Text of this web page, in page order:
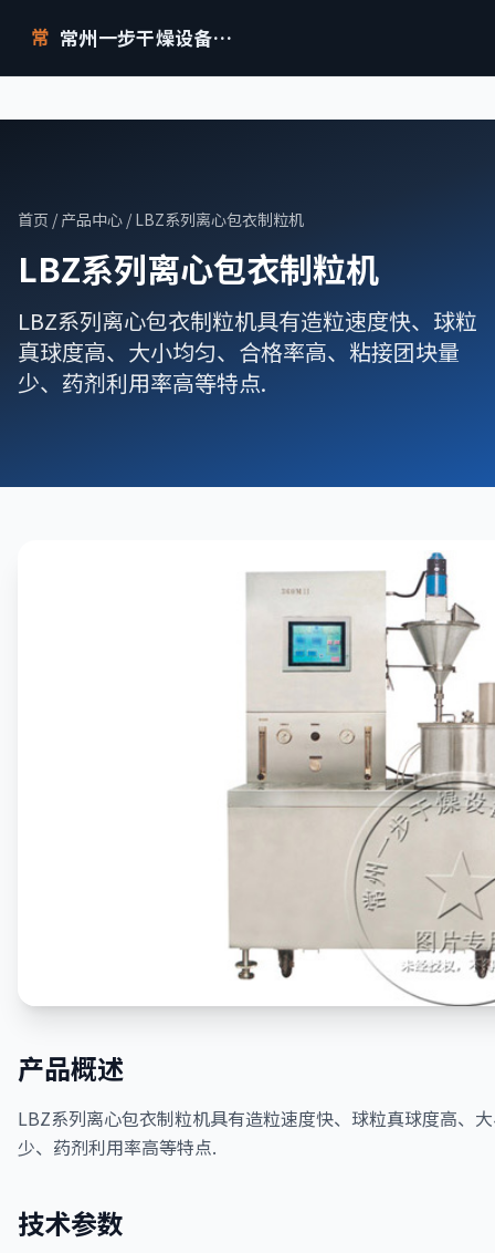
常 常州一步干燥设备有限公司
首页 / 产品中心 / LBZ系列离心包衣制粒机
LBZ系列离心包衣制粒机
LBZ系列离心包衣制粒机具有造粒速度快、球粒
真球度高、大小均匀、合格率高、粘接团块量
少、药剂利用率高等特点.
产品概述
LBZ系列离心包衣制粒机具有造粒速度快、球粒真球度高、
少、药剂利用率高等特点.
技术参数